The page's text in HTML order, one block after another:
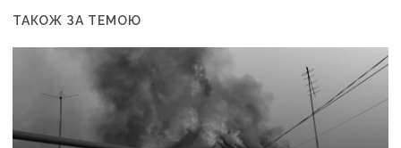
ТАКОЖ ЗА ТЕМОЮ